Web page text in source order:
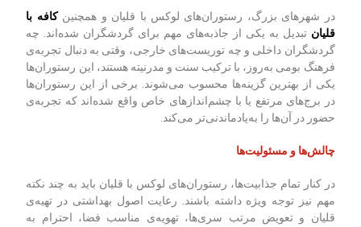
در شهرهای بزرگ، رستوران‌های لوکس با قلیان و همچنینکافه با
قلیان تبدیل به یکی از جاذبه‌های مهم برای گردشگران شده‌اند. چه
گردشگران داخلی و چه توریست‌های خارجی، وقتی به دنبال تجربه‌ی
فرهنگ بومی به‌روز، با ترکیب سنت و مدرنیته هستند، این رستوران‌ها
یکی از بهترین گزینه‌ها محسوب می‌شوند. برخی از این رستوران‌ها
در برج‌های مرتفع یا با چشم‌اندازهای خاص واقع شده‌اند که تجربه‌ی
حضور در آن‌ها را به‌یادماندنی‌تر می‌کند.
چالش‌ها و مسئولیت‌ها
در کنار تمام جذابیت‌ها، رستوران‌های لوکس با قلیان باید به چند نکته
مهم نیز توجه ویژه داشته باشند. رعایت اصول بهداشتی در تهیه‌ی
قلیان و تعویض مرتب سری‌ها، تهویه‌ی مناسب فضا، احترام به